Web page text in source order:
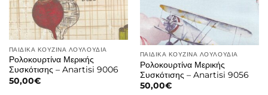
ΠΑΙΔΙΚΑ ΚΟΥΖΙΝΑ ΛΟΥΛΟΥΔΙΑ
Ρολοκουρτίνα Μερικής
Συσκότισης – Anartisi 9006
50,00€
ΠΑΙΔΙΚΑ ΚΟΥΖΙΝΑ ΛΟΥΛΟΥΔΙΑ
Ρολοκουρτίνα Μερικής
Συσκότισης – Anartisi 9056
50,00€